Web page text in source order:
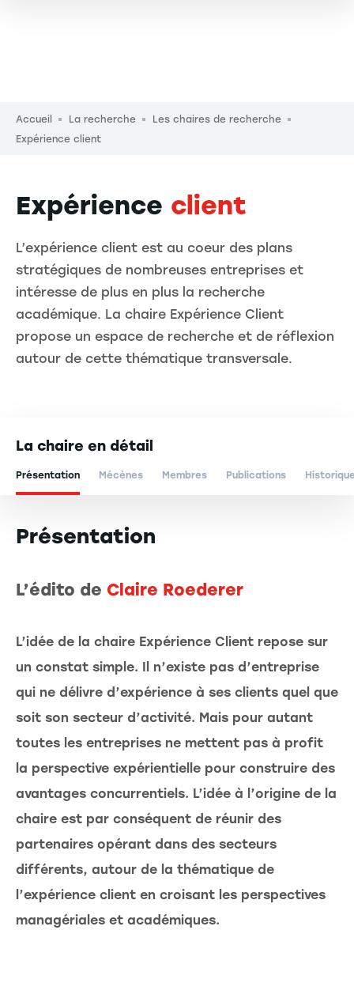
Fil d'Ariane
Accueil La recherche
Les chaires de recherche
Expérience client
Expérience client
L’expérience client est au coeur des plans
stratégiques de nombreuses entreprises et
intéresse de plus en plus la recherche
académique. La chaire Expérience Client
propose un espace de recherche et de réflexion
autour de cette thématique transversale.
La chaire en détail
Présentation Mécènes Membres Publications
Présentation
L’édito de Claire Roederer
L’idée de la chaire Expérience Client repose sur
un constat simple. Il n’existe pas d’entreprise
qui ne délivre d’expérience à ses clients quel que
soit son secteur d’activité. Mais pour autant
toutes les entreprises ne mettent pas à profit
la perspective expérientielle pour construire des
avantages concurrentiels. L’idée à l’origine de la
chaire est par conséquent de réunir des
partenaires opérant dans des secteurs
différents, autour de la thématique de
l’expérience client en croisant les perspectives
managériales et académiques.